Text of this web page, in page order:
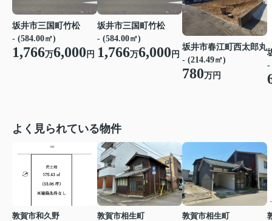
坂井市三国町竹松
- (584.00㎡)
1,766万6,000 円
坂井市三国町竹松
- (584.00㎡)
1,766万6,000 円
坂井市春江町西太郎丸
- (214.49㎡)
780万円
-
よく見られている物件
敦賀市和久野
敦賀市相生町
敦賀市相生町